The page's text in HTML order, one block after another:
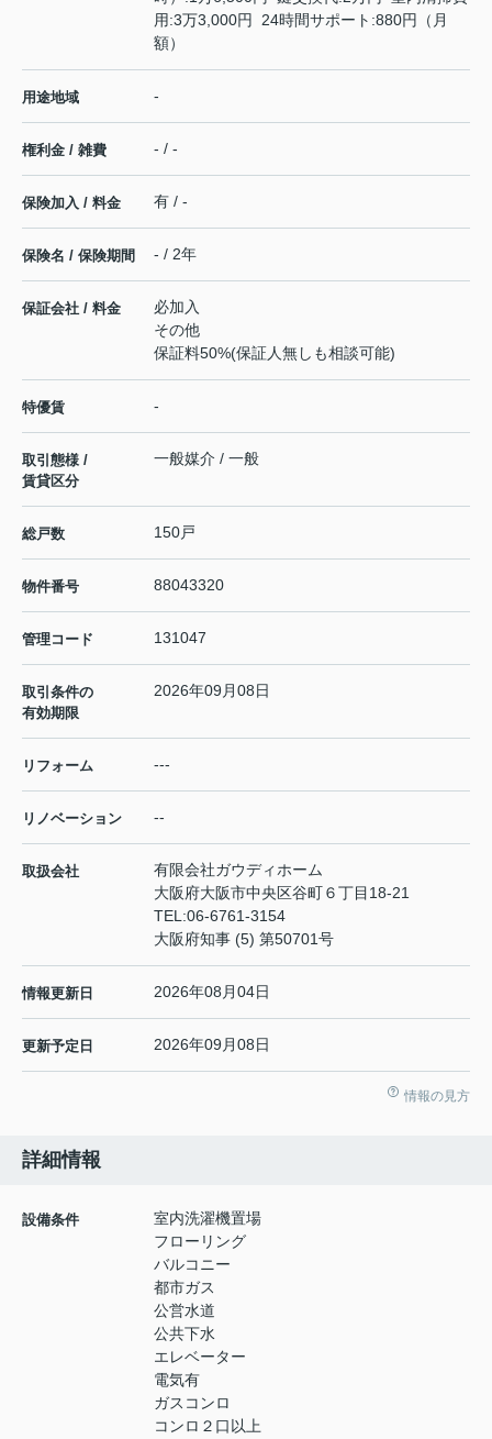
用:3万3,000円 24時間サポート:880円（月
額）
用途地域 -
権利金 / 雑費 - / -
保険加入 / 料金 有 / -
保険名 / 保険期間 - / 2年
保証会社 / 料金
必加入
その他
保証料50%(保証人無しも相談可能)
特優賃 -
取引態様 /
賃貸区分
一般媒介 / 一般
総戸数 150戸
物件番号 88043320
管理コード 131047
取引条件の
有効期限
2026年09月08日
リフォーム ---
リノベーション --
取扱会社
有限会社ガウディホーム
大阪府大阪市中央区谷町６丁目18-21
TEL:06-6761-3154
大阪府知事 (5) 第50701号
情報更新日 2026年08月04日
更新予定日 2026年09月08日
情報の見方
詳細情報
設備条件
室内洗濯機置場
フローリング
バルコニー
都市ガス
公営水道
公共下水
エレベーター
電気有
ガスコンロ
コンロ２口以上